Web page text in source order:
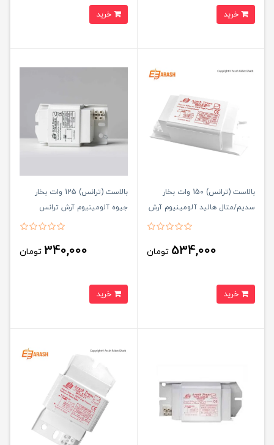
بالاست (ترانس) 150 وات بخار
سدیم/متال هالید آلومینیوم آرش
534,000 تومان
بالاست (ترانس) 125 وات بخار
جیوه آلومینیوم آرش ترانس
340,000 تومان